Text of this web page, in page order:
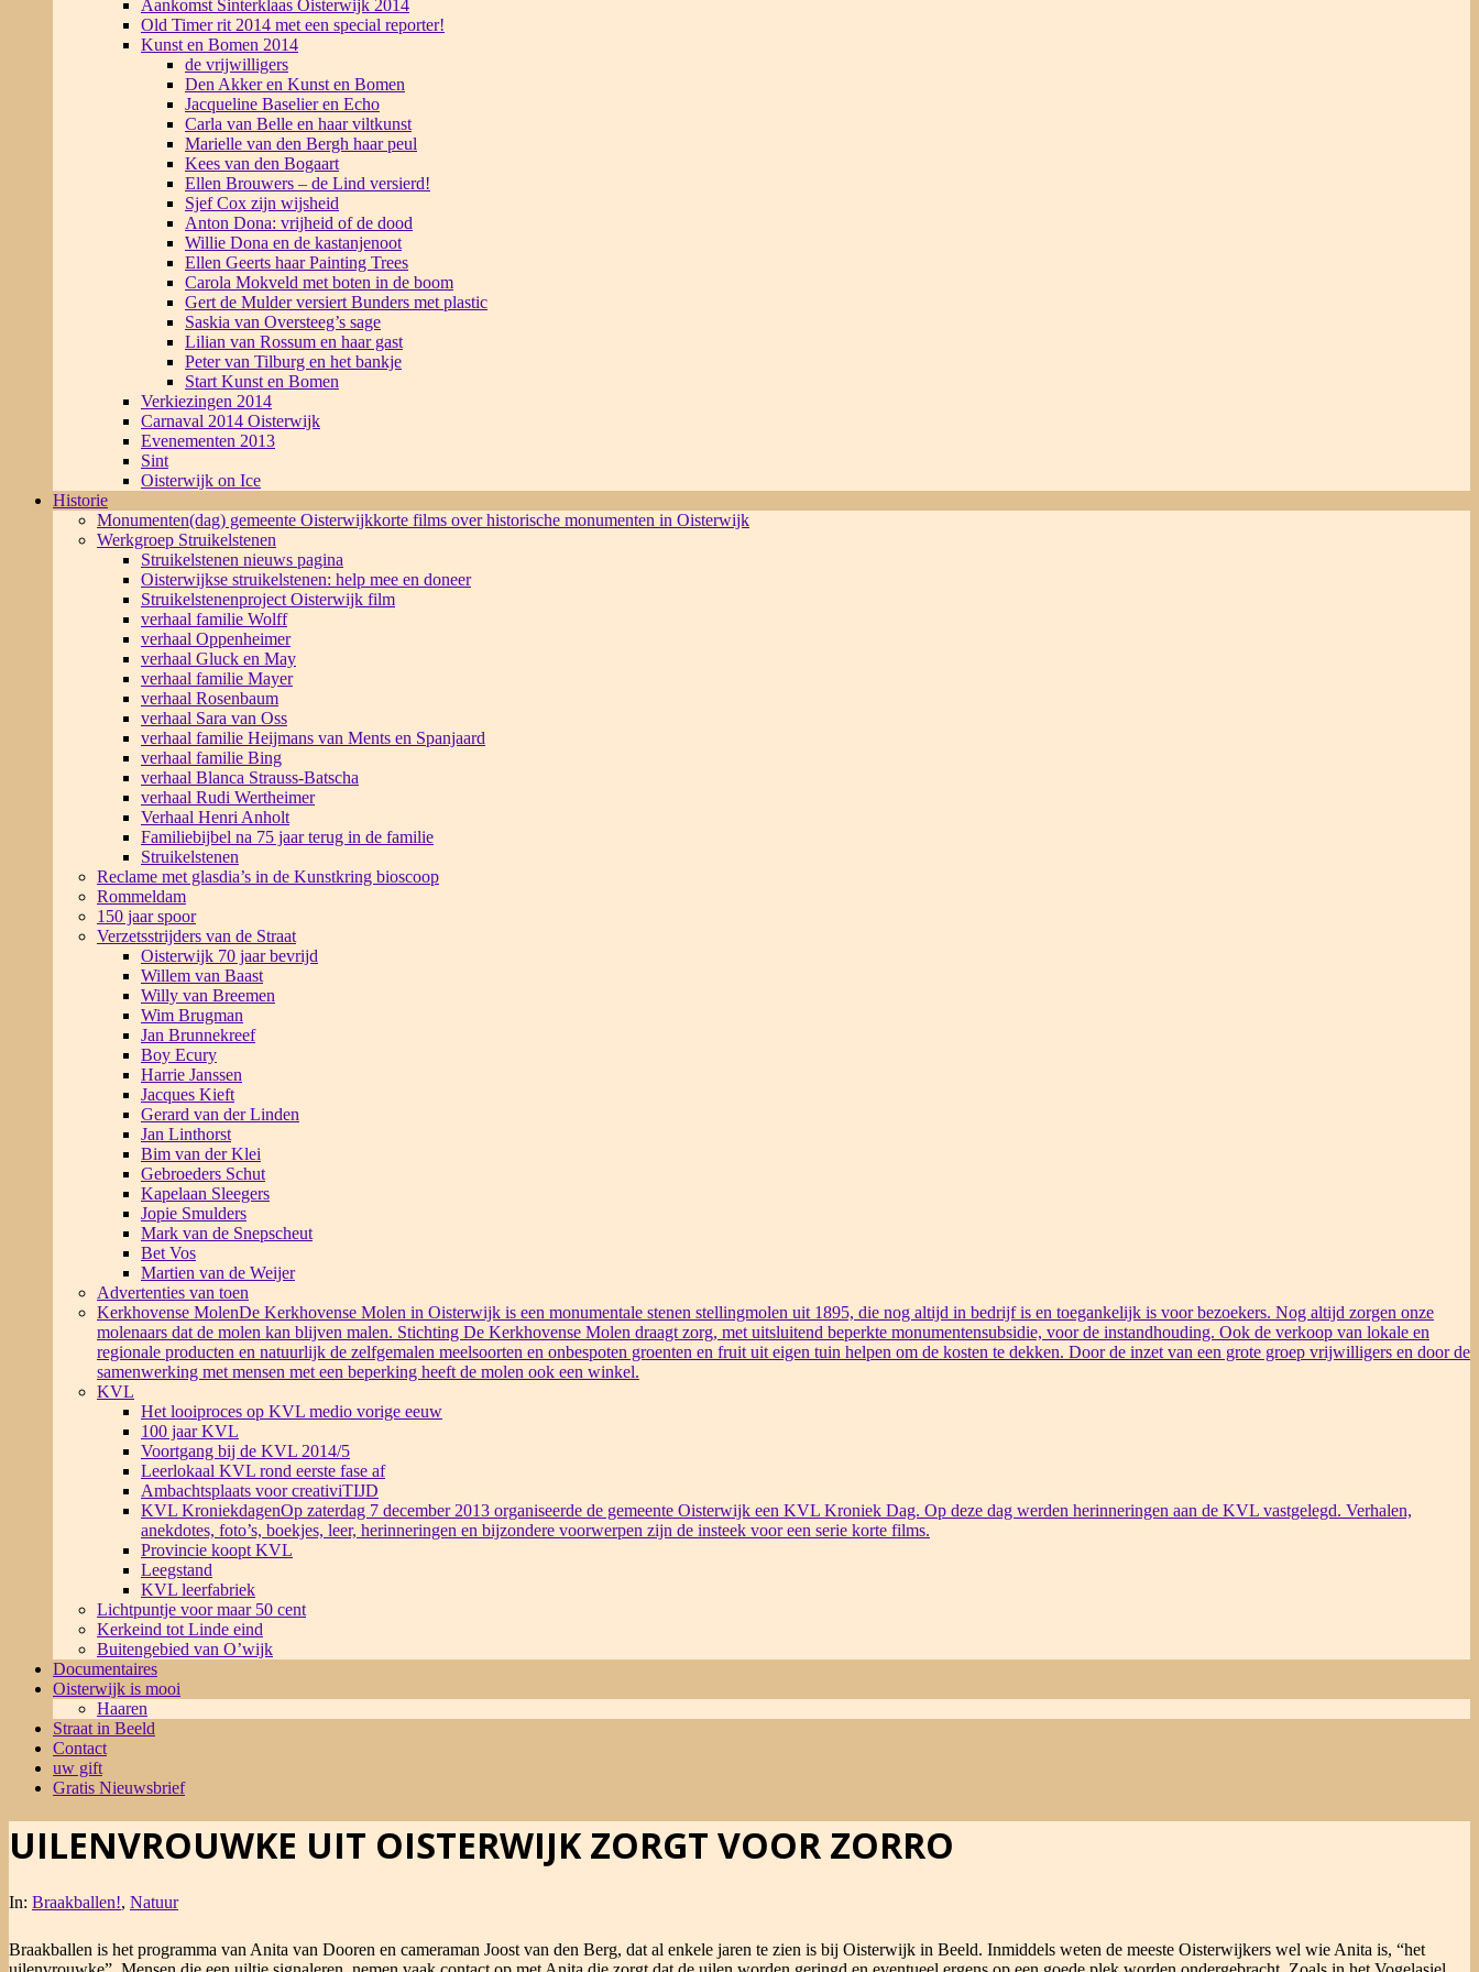
Aankomst Sinterklaas Oisterwijk 2014
Old Timer rit 2014 met een special reporter!
Kunst en Bomen 2014
de vrijwilligers
Den Akker en Kunst en Bomen
Jacqueline Baselier en Echo
Carla van Belle en haar viltkunst
Marielle van den Bergh haar peul
Kees van den Bogaart
Ellen Brouwers – de Lind versierd!
Sjef Cox zijn wijsheid
Anton Dona: vrijheid of de dood
Willie Dona en de kastanjenoot
Ellen Geerts haar Painting Trees
Carola Mokveld met boten in de boom
Gert de Mulder versiert Bunders met plastic
Saskia van Oversteeg’s sage
Lilian van Rossum en haar gast
Peter van Tilburg en het bankje
Start Kunst en Bomen
Verkiezingen 2014
Carnaval 2014 Oisterwijk
Evenementen 2013
Sint
Oisterwijk on Ice
Historie
Monumenten(dag) gemeente Oisterwijkkorte films over historische monumenten in Oisterwijk
Werkgroep Struikelstenen
Struikelstenen nieuws pagina
Oisterwijkse struikelstenen: help mee en doneer
Struikelstenenproject Oisterwijk film
verhaal familie Wolff
verhaal Oppenheimer
verhaal Gluck en May
verhaal familie Mayer
verhaal Rosenbaum
verhaal Sara van Oss
verhaal familie Heijmans van Ments en Spanjaard
verhaal familie Bing
verhaal Blanca Strauss-Batscha
verhaal Rudi Wertheimer
Verhaal Henri Anholt
Familiebijbel na 75 jaar terug in de familie
Struikelstenen
Reclame met glasdia’s in de Kunstkring bioscoop
Rommeldam
150 jaar spoor
Verzetsstrijders van de Straat
Oisterwijk 70 jaar bevrijd
Willem van Baast
Willy van Breemen
Wim Brugman
Jan Brunnekreef
Boy Ecury
Harrie Janssen
Jacques Kieft
Gerard van der Linden
Jan Linthorst
Bim van der Klei
Gebroeders Schut
Kapelaan Sleegers
Jopie Smulders
Mark van de Snepscheut
Bet Vos
Martien van de Weijer
Advertenties van toen
Kerkhovense MolenDe Kerkhovense Molen in Oisterwijk is een monumentale stenen stellingmolen uit 1895, die nog altijd in bedrijf is en toegankelijk is voor bezoekers. Nog altijd zorgen onze
molenaars dat de molen kan blijven malen. Stichting De Kerkhovense Molen draagt zorg, met uitsluitend beperkte monumentensubsidie, voor de instandhouding. Ook de verkoop van lokale en
regionale producten en natuurlijk de zelfgemalen meelsoorten en onbespoten groenten en fruit uit eigen tuin helpen om de kosten te dekken. Door de inzet van een grote groep vrijwilligers en door de
samenwerking met mensen met een beperking heeft de molen ook een winkel.
KVL
Het looiproces op KVL medio vorige eeuw
100 jaar KVL
Voortgang bij de KVL 2014/5
Leerlokaal KVL rond eerste fase af
Ambachtsplaats voor creativiTIJD
KVL KroniekdagenOp zaterdag 7 december 2013 organiseerde de gemeente Oisterwijk een KVL Kroniek Dag. Op deze dag werden herinneringen aan de KVL vastgelegd. Verhalen,
anekdotes, foto’s, boekjes, leer, herinneringen en bijzondere voorwerpen zijn de insteek voor een serie korte films.
Provincie koopt KVL
Leegstand
KVL leerfabriek
Lichtpuntje voor maar 50 cent
Kerkeind tot Linde eind
Buitengebied van O’wijk
Documentaires
Oisterwijk is mooi
Haaren
Straat in Beeld
Contact
uw gift
Gratis Nieuwsbrief
UILENVROUWKE UIT OISTERWIJK ZORGT VOOR ZORRO
In: Braakballen!, Natuur
Braakballen is het programma van Anita van Dooren en cameraman Joost van den Berg, dat al enkele jaren te zien is bij Oisterwijk in Beeld. Inmiddels weten de meeste Oisterwijkers wel wie Anita is, “het